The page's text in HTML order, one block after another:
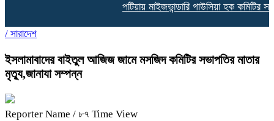
পটিয়ায় মাইজভান্ডারি গাউসিয়া হক কমিটির
/ সারাদেশ
ইসলামাবাদের বাইতুল আজিজ জামে মসজিদ কমিটির সভাপতির মাতার
মৃত্যু,জানাযা সম্পন্ন
Reporter Name / ৮৭ Time View